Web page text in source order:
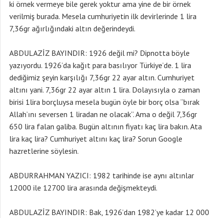
ki örnek vermeye bile gerek yoktur ama yine de bir örnek
verilmiş burada. Mesela cumhuriyetin ilk devirlerinde 1 lira
7,36gr ağırlığındaki altın değerindeydi.
ABDULAZİZ BAYINDIR: 1926 değil mi? Dipnotta böyle
yazıyordu. 1926’da kağıt para basılıyor Türkiye’de. 1 lira
dediğimiz şeyin karşılığı 7,36gr 22 ayar altın. Cumhuriyet
altını yani. 7,36gr 22 ayar altın 1 lira. Dolayısıyla o zaman
birisi 1lira borçluysa mesela bugün öyle bir borç olsa “bırak
Allah’ını seversen 1 liradan ne olacak”. Ama o değil 7,36gr
650 lira falan galiba. Bugün altının fiyatı kaç lira bakın. Ata
lira kaç lira? Cumhuriyet altını kaç lira? Sorun Google
hazretlerine söylesin.
ABDURRAHMAN YAZICI: 1982 tarihinde ise aynı altınlar
12000 ile 12700 lira arasında değişmekteydi.
ABDULAZİZ BAYINDIR: Bak, 1926’dan 1982’ye kadar 12 000